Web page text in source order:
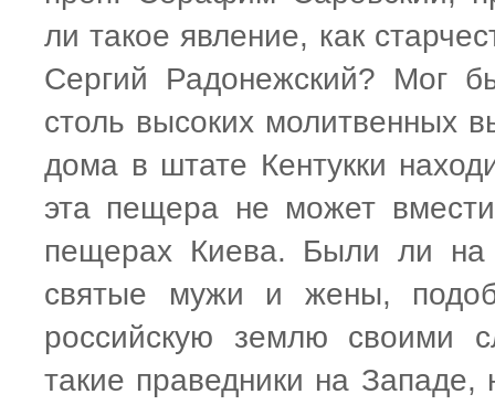
ли такое явление, как
Сергий Радонежский? Мог
столь высоких молитвенных
дома в штате Кентукки
эта пещера не может
пещерах Киева. Были ли на
святые мужи и жены,
российскую землю своими
такие праведники на